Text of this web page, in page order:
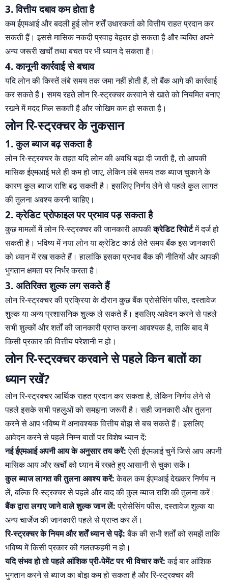
3. वित्तीय दबाव कम होता है
कम ईएमआई और बदली हुई लोन शर्तें उधारकर्ता को वित्तीय राहत प्रदान कर
सकती हैं। इससे मासिक नकदी प्रवाह बेहतर हो सकता है और व्यक्ति अपने
अन्य जरूरी खर्चों तथा बचत पर भी ध्यान दे सकता है।
4. कानूनी कार्रवाई से बचाव
यदि लोन की किस्तें लंबे समय तक जमा नहीं होती हैं, तो बैंक आगे की कार्रवाई
कर सकते हैं। समय रहते लोन रि-स्ट्रक्चर करवाने से खाते को नियमित बनाए
रखने में मदद मिल सकती है और जोखिम कम हो सकता है।
लोन रि-स्ट्रक्चर के नुकसान
1. कुल ब्याज बढ़ सकता है
लोन रि-स्ट्रक्चर के तहत यदि लोन की अवधि बढ़ा दी जाती है, तो आपकी
मासिक ईएमआई भले ही कम हो जाए, लेकिन लंबे समय तक ब्याज चुकाने के
कारण कुल ब्याज राशि बढ़ सकती है। इसलिए निर्णय लेने से पहले कुल लागत
की तुलना अवश्य करनी चाहिए।
2. क्रेडिट प्रोफाइल पर प्रभाव पड़ सकता है
कुछ मामलों में लोन रि-स्ट्रक्चर की जानकारी आपकीक्रेडिट रिपोर्टमें दर्ज हो
सकती है। भविष्य में नया लोन या क्रेडिट कार्ड लेते समय बैंक इस जानकारी
को ध्यान में रख सकते हैं। हालांकि इसका प्रभाव बैंक की नीतियों और आपकी
भुगतान क्षमता पर निर्भर करता है।
3. अतिरिक्त शुल्क लग सकते हैं
लोन रि-स्ट्रक्चर की प्रक्रिया के दौरान कुछ बैंक प्रोसेसिंग फीस, दस्तावेज
शुल्क या अन्य प्रशासनिक शुल्क ले सकते हैं। इसलिए आवेदन करने से पहले
सभी शुल्कों और शर्तों की जानकारी प्राप्त करना आवश्यक है, ताकि बाद में
किसी प्रकार की वित्तीय परेशानी न हो।
लोन रि-स्ट्रक्चर करवाने से पहले किन बातों का
ध्यान रखें?
लोन रि-स्ट्रक्चर आर्थिक राहत प्रदान कर सकता है, लेकिन निर्णय लेने से
पहले इसके सभी पहलुओं को समझना जरूरी है। सही जानकारी और तुलना
करने से आप भविष्य में अनावश्यक वित्तीय बोझ से बच सकते हैं। इसलिए
आवेदन करने से पहले निम्न बातों पर विशेष ध्यान दें:
नई ईएमआई अपनी आय के अनुसार तय करें:ऐसी ईएमआई चुनें जिसे आप अपनी
मासिक आय और खर्चों को ध्यान में रखते हुए आसानी से चुका सकें।
कुल ब्याज लागत की तुलना अवश्य करें:केवल कम ईएमआई देखकर निर्णय न
लें, बल्कि रि-स्ट्रक्चर से पहले और बाद की कुल ब्याज राशि की तुलना करें।
बैंक द्वारा लगाए जाने वाले शुल्क जान लें:प्रोसेसिंग फीस, दस्तावेज शुल्क या
अन्य चार्जेज की जानकारी पहले से प्राप्त कर लें।
रि-स्ट्रक्चर के नियम और शर्तें ध्यान से पढ़ें:बैंक की सभी शर्तों को समझें ताकि
भविष्य में किसी प्रकार की गलतफहमी न हो।
यदि संभव हो तो पहले आंशिक प्री-पेमेंट पर भी विचार करें:कई बार आंशिक
भुगतान करने से ब्याज का बोझ कम हो सकता है और रि-स्ट्रक्चर की